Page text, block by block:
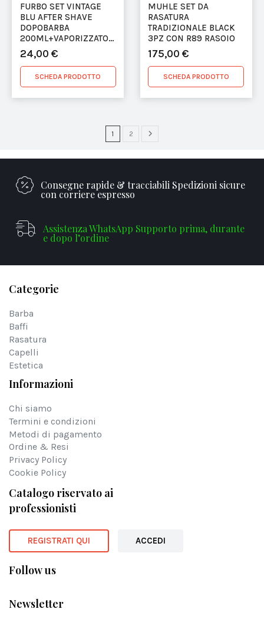
FURBO SET VINTAGE
BLU AFTER SHAVE
DOPOBARBA
200ML+VAPORIZZATORE
24,00 €
SCHEDA PRODOTTO
MUHLE SET DA
RASATURA
TRADIZIONALE BLACK
3PZ CON R89 RASOIO
PETTINE CHIUSO +
PENNELLO...
175,00 €
SCHEDA PRODOTTO
1 2
Consegne rapide & tracciabili Spedizioni sicure
con corriere espresso
Assistenza WhatsApp Supporto prima, durante
e dopo l’ordine
Catalogo riservato ai
professionisti
REGISTRATI QUI ACCEDI
Categorie
Barba
Baffi
Rasatura
Capelli
Estetica
Informazioni
Chi siamo
Termini e condizioni
Metodi di pagamento
Ordine & Resi
Privacy Policy
Cookie Policy
Follow us
Newsletter